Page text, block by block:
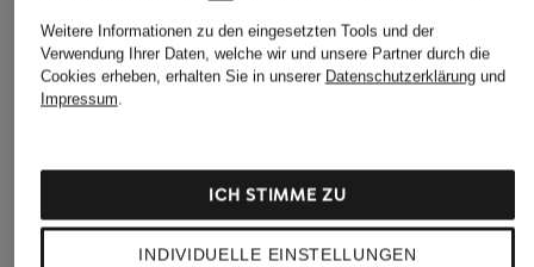
Rollkragenpullover
ETRURIA mit
Pailletten
Pullover MANTOVA
419 €
Rollkragenpullover
WENDY
Weitere Informationen zu den eingesetzten Tools und der
Verwendung Ihrer Daten, welche wir und unsere Partner durch die
Cookies erheben, erhalten Sie in unserer Datenschutzerklärungund
Impressum.
INDIVIDUELLE EINSTELLUNGEN
ICH STIMME ZU